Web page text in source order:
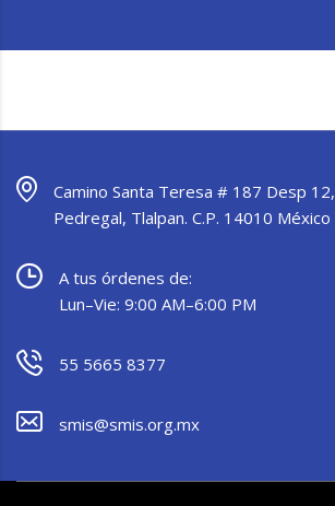
Camino Santa Teresa # 187 Desp
Pedregal, Tlalpan. C.P. 14010 México
A tus órdenes de:
Lun–Vie: 9:00 AM–6:00 PM
55 5665 8377
smis@smis.org.mx